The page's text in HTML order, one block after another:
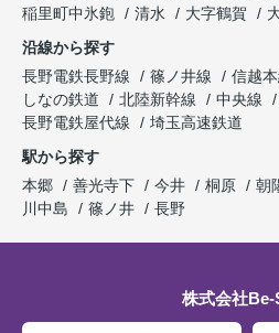
稲里町中氷鉋
清水 大字鶴賀
沿線から探す
長野電鉄長野線
篠ノ井線 信越
しなの鉄道
北陸新幹線 中央線
長野電鉄屋代線
埼玉高速鉄道
駅から探す
本郷
善光寺下 今井 桐原 朝
川中島
篠ノ井 長野
株式会社Be-